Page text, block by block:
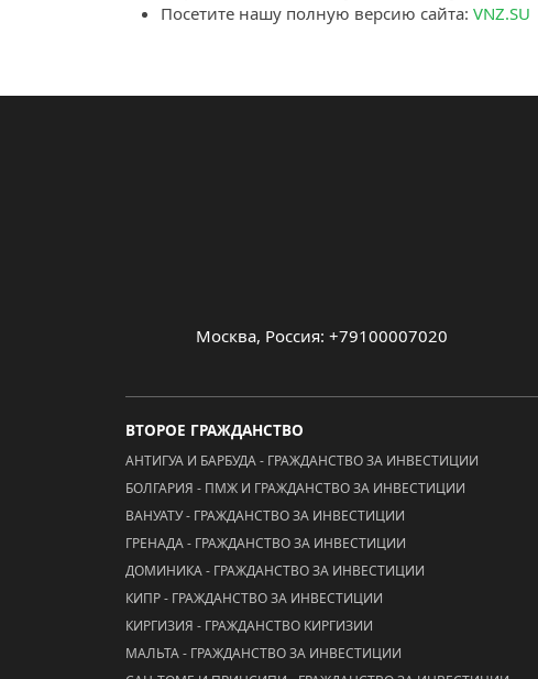
Посетите нашу полную версию сайта: VNZ.SU
Москва, Россия: +79100007020
ВТОРОЕ ГРАЖДАНСТВО
АНТИГУА И БАРБУДА - ГРАЖДАНСТВО ЗА ИНВЕСТИЦИИ
БОЛГАРИЯ - ПМЖ И ГРАЖДАНСТВО ЗА ИНВЕСТИЦИИ
ВАНУАТУ - ГРАЖДАНСТВО ЗА ИНВЕСТИЦИИ
ГРЕНАДА - ГРАЖДАНСТВО ЗА ИНВЕСТИЦИИ
ДОМИНИКА - ГРАЖДАНСТВО ЗА ИНВЕСТИЦИИ
КИПР - ГРАЖДАНСТВО ЗА ИНВЕСТИЦИИ
КИРГИЗИЯ - ГРАЖДАНСТВО КИРГИЗИИ
МАЛЬТА - ГРАЖДАНСТВО ЗА ИНВЕСТИЦИИ